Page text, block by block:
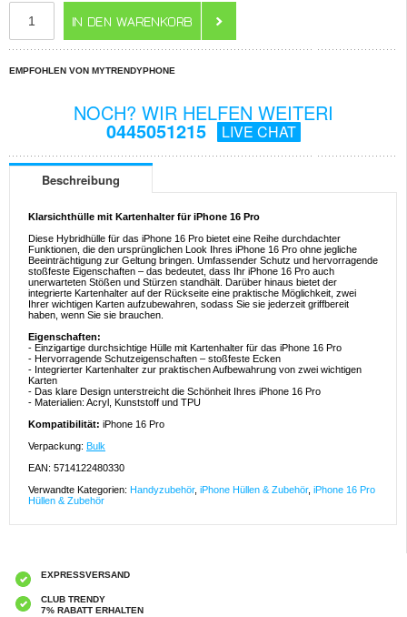
EMPFOHLEN VON MYTRENDYPHONE
NOCH? WIR HELFEN WEITERI
0445051215 LIVE CHAT
Beschreibung
Klarsichthülle mit Kartenhalter für iPhone 16 Pro
Diese Hybridhülle für das iPhone 16 Pro bietet eine Reihe durchdachter
Funktionen, die den ursprünglichen Look Ihres iPhone 16 Pro ohne jegliche
Beeinträchtigung zur Geltung bringen. Umfassender Schutz und hervorragende
stoßfeste Eigenschaften – das bedeutet, dass Ihr iPhone 16 Pro auch
unerwarteten Stößen und Stürzen standhält. Darüber hinaus bietet der
integrierte Kartenhalter auf der Rückseite eine praktische Möglichkeit, zwei
Ihrer wichtigen Karten aufzubewahren, sodass Sie sie jederzeit griffbereit
haben, wenn Sie sie brauchen.
Eigenschaften:
- Einzigartige durchsichtige Hülle mit Kartenhalter für das iPhone 16 Pro
- Hervorragende Schutzeigenschaften – stoßfeste Ecken
- Integrierter Kartenhalter zur praktischen Aufbewahrung von zwei wichtigen
Karten
- Das klare Design unterstreicht die Schönheit Ihres iPhone 16 Pro
- Materialien: Acryl, Kunststoff und TPU
Kompatibilität: iPhone 16 Pro
Verpackung: Bulk
EAN: 5714122480330
Verwandte Kategorien: Handyzubehör, iPhone Hüllen & Zubehör, iPhone 16 Pro
Hüllen & Zubehör
EXPRESSVERSAND
CLUB TRENDY
7% RABATT ERHALTEN